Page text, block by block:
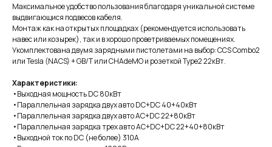
Максимальное удобство пользования благодаря уникальной системе
выдвигающися подвесов кабеля.
Монтаж как на открытых площадках (рекомендуется использовать
навес или козырек), так и в хорошо проветриваемых помещениях.
Укомплектована двумя зарядными пистолетами на выбор: CCS Combo2
или Tesla (NACS) + GB/T или CHAdeMO и розеткой Type2 22кВт.
Характеристики:
•Выходная мощность DC 80кВт
•Параллельная зарядка двух авто DC+DC 40+40кВт
•Параллельная зарядка двух авто AC+DC 22+80кВт
•Параллельная зарядка трех авто AC+DC+DC 22+40+80кВт
•Выходной ток по DC (не более) 310А